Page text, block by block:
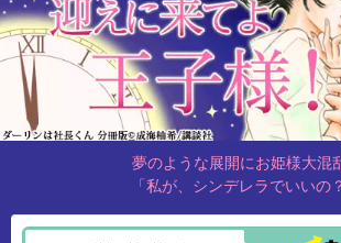
夢のような展開にお姫様大混
「私が、シンデレラでいいの